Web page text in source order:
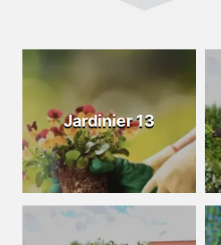
Jardinier 13